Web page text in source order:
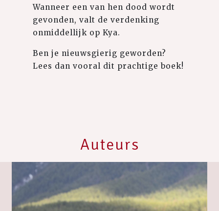
Wanneer een van hen dood wordt
gevonden, valt de verdenking
onmiddellijk op Kya.
Ben je nieuwsgierig geworden?
Lees dan vooral dit prachtige boek!
Auteurs